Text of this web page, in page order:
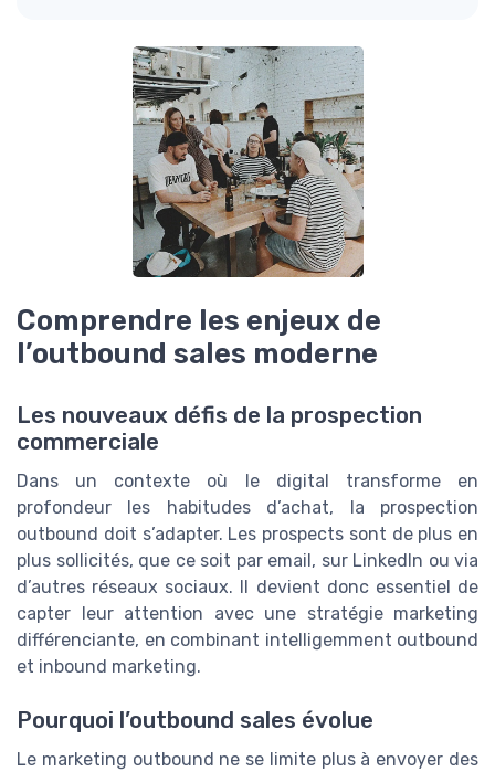
Comprendre les enjeux de
l’outbound sales moderne
Les nouveaux défis de la prospection
commerciale
Dans un contexte où le digital transforme en
profondeur les habitudes d’achat, la prospection
outbound doit s’adapter. Les prospects sont de plus en
plus sollicités, que ce soit par email, sur LinkedIn ou via
d’autres réseaux sociaux. Il devient donc essentiel de
capter leur attention avec une stratégie marketing
différenciante, en combinant intelligemment outbound
et inbound marketing.
Pourquoi l’outbound sales évolue
Le marketing outbound ne se limite plus à envoyer des